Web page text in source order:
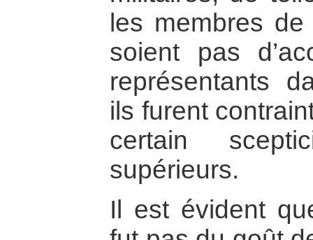
les membres
soient pas
représentants
ils furent
certain
supérieurs.
Il est évident